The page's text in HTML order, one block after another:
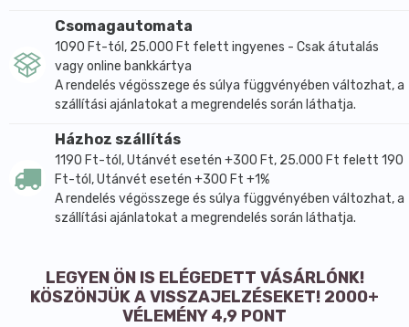
Csomagautomata
1090 Ft-tól, 25.000 Ft felett ingyenes - Csak átutalás
vagy online bankkártya
A rendelés végösszege és súlya függvényében változhat, a
szállítási ajánlatokat a megrendelés során láthatja.
Házhoz szállítás
1190 Ft-tól, Utánvét esetén +300 Ft, 25.000 Ft felett 190
Ft-tól, Utánvét esetén +300 Ft +1%
A rendelés végösszege és súlya függvényében változhat, a
szállítási ajánlatokat a megrendelés során láthatja.
LEGYEN ÖN IS ELÉGEDETT VÁSÁRLÓNK!
KÖSZÖNJÜK A VISSZAJELZÉSEKET! 2000+
VÉLEMÉNY 4,9 PONT